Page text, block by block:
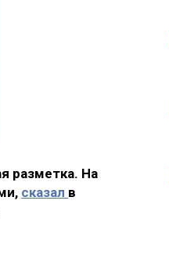
разметка. На
сказал в